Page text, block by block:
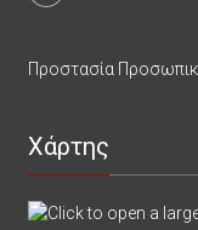
Προστασία
Χάρτης